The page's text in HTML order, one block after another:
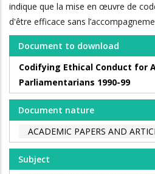
indique que la mise en œuvre de
d'être efficace sans
Document to download
Codifying Ethical Conduct for
Parliamentarians 1990-99
Document nature
ACADEMIC PAPERS AND
Subject